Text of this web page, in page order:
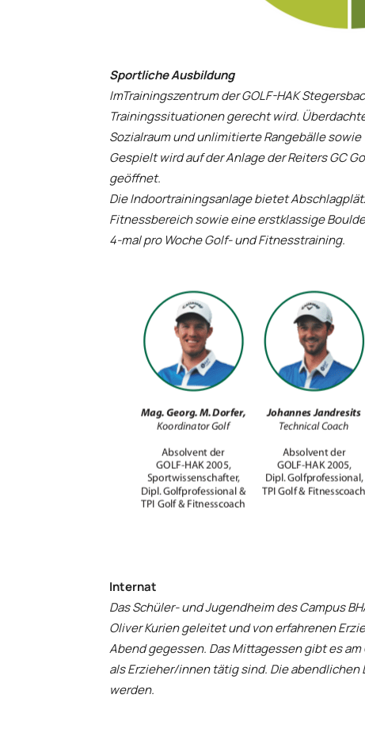
Sportliche Ausbildung
ImTrainingszentrum der GOLF-HAK
Trainingssituationen gerecht wird.
Sozialraum und unlimitierte Rangebälle
Gespielt wird auf der Anlage der Reiters GC
geöffnet.
Die Indoortrainingsanlage bietet
Fitnessbereich sowie eine erstklassige
4-mal pro Woche Golf- und Fitnesstraining.
Internat
Das Schüler- und Jugendheim des Campus
Oliver Kurien geleitet und von erfahrenen
Abend gegessen. Das Mittagessen gibt es
als Erzieher/innen tätig sind. Die
werden.